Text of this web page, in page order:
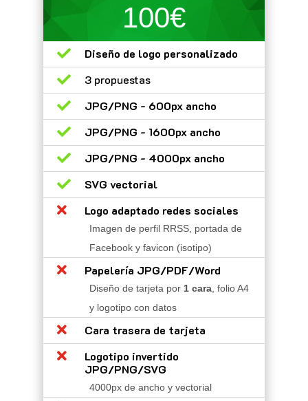
100€

Diseño de logo personalizado

3 propuestas

JPG/PNG - 600px ancho

JPG/PNG - 1600px ancho

JPG/PNG - 4000px ancho

SVG vectorial

Logo adaptado redes sociales
Imagen de perfil RRSS, portada de
Facebook y favicon (isotipo)
 Papelería JPG/PDF/Word
Diseño de tarjeta por 1 cara, folio A4
y logotipo con datos

Cara trasera de tarjeta

Logotipo invertido
JPG/PNG/SVG
4000px de ancho y vectorial